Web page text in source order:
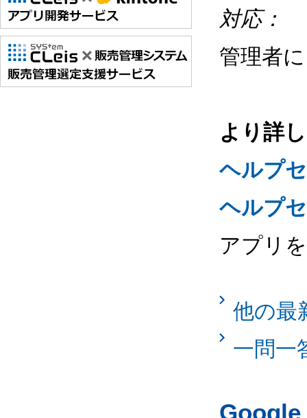
対応：
管理者
より詳
ヘルプ
ヘルプ
アプリ
他の最
一問一
Google